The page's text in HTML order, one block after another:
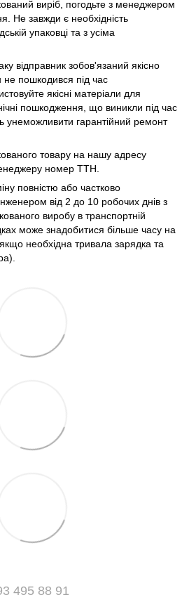
виріб, погодьте з менеджером
Не завжди є необхідність
упаковці та з усіма
відправник зобов'язаний якісно
не пошкодився під час
якісні матеріали для
пошкодження, що виникли під час
унеможливити гарантійний ремонт
товару на нашу адресу
номер ТТН.
повністю або частково
від 2 до 10 робочих днів з
виробу в транспортній
може знадобитися більше часу на
необхідна тривала зарядка та
495 88 91